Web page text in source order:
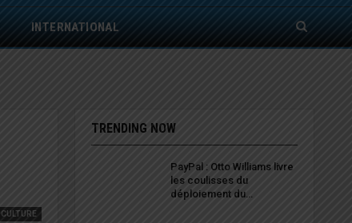
INTERNATIONAL
CULTURE
TRENDING NOW
PayPal : Otto Williams livre
les coulisses du
déploiement du…